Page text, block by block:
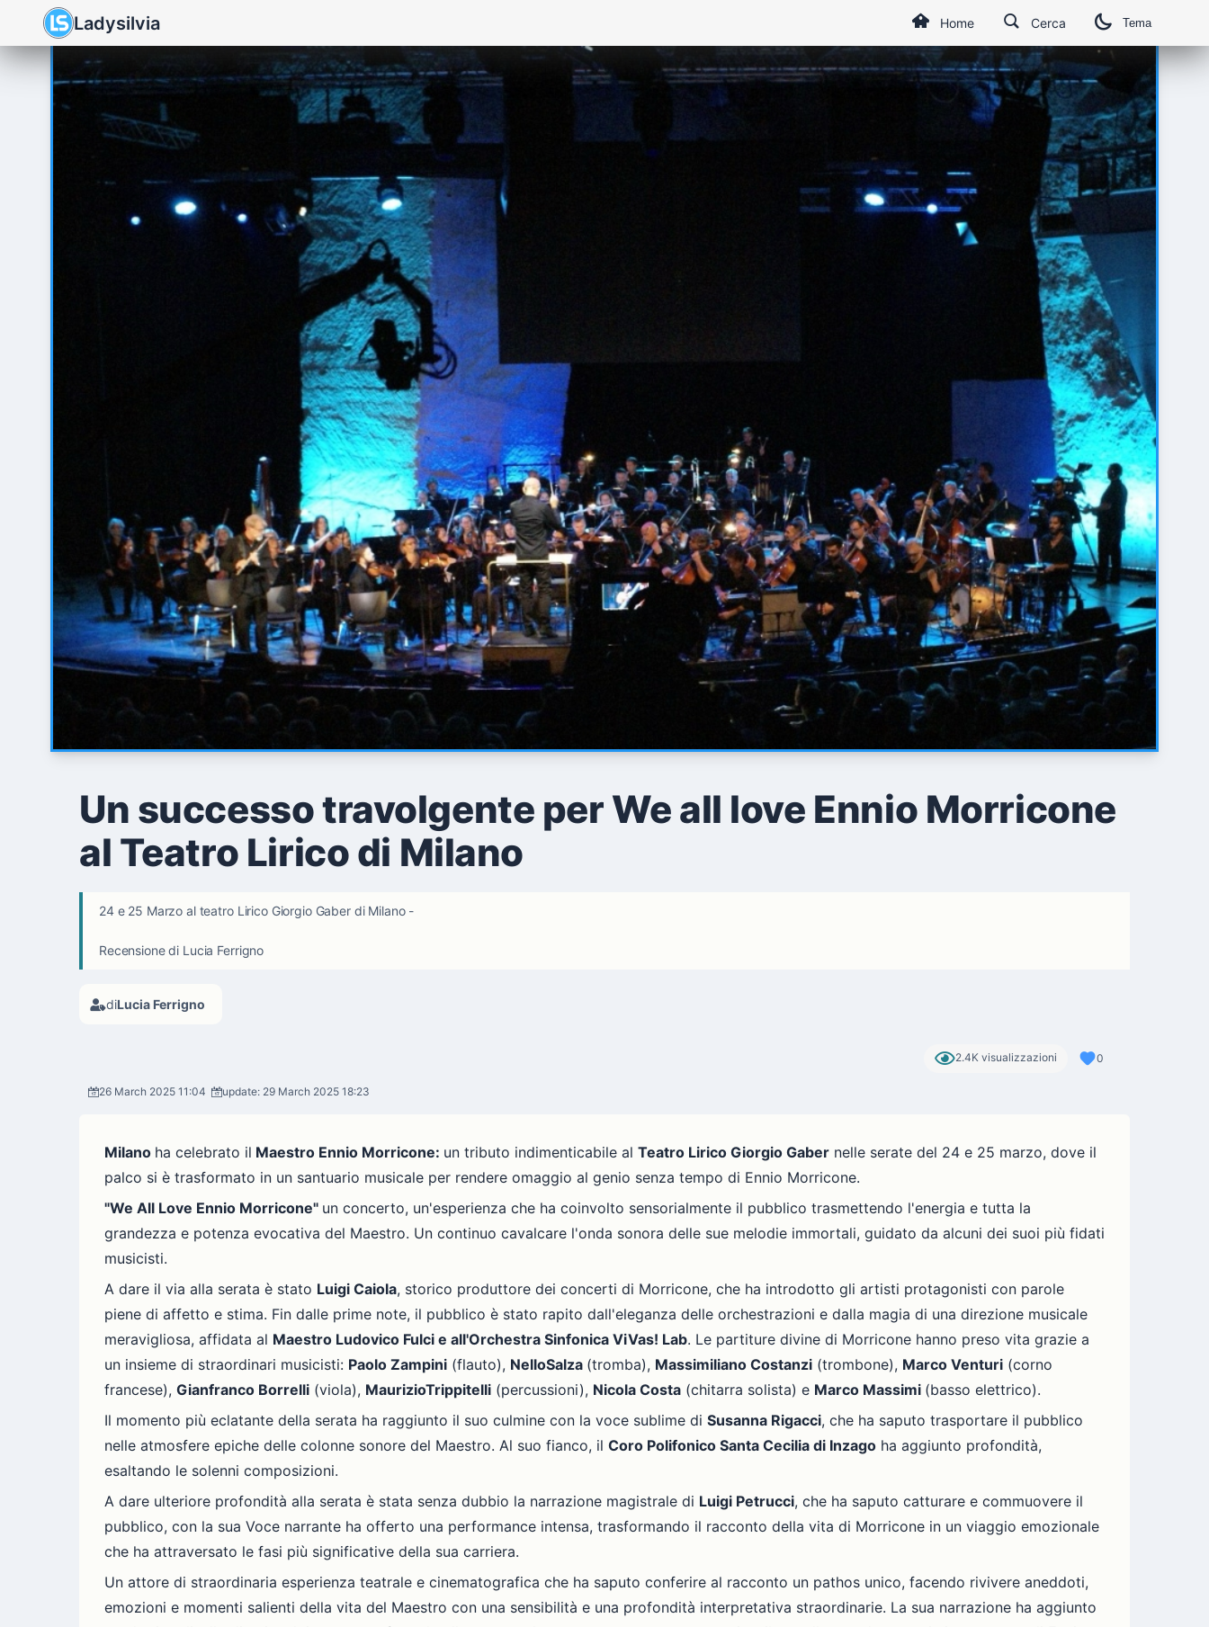
Ladysilvia Home Cerca Tema
Un successo travolgente per We all love Ennio Morricone
al Teatro Lirico di Milano
24 e 25 Marzo al teatro Lirico Giorgio Gaber di Milano -
Recensione di Lucia Ferrigno
diLucia Ferrigno
2.4K visualizzazioni 0
26 March 2025 11:04 update: 29 March 2025 18:23
Milano ha celebrato il Maestro Ennio Morricone: un tributo indimenticabile al Teatro Lirico Giorgio Gaber nelle serate del 24 e 25 marzo, dove il
palco si è trasformato in un santuario musicale per rendere omaggio al genio senza tempo di Ennio Morricone.
"We All Love Ennio Morricone" un concerto, un'esperienza che ha coinvolto sensorialmente il pubblico trasmettendo l'energia e tutta la
grandezza e potenza evocativa del Maestro. Un continuo cavalcare l'onda sonora delle sue melodie immortali, guidato da alcuni dei suoi più fidati
musicisti.
A dare il via alla serata è stato Luigi Caiola, storico produttore dei concerti di Morricone, che ha introdotto gli artisti protagonisti con parole
piene di affetto e stima. Fin dalle prime note, il pubblico è stato rapito dall'eleganza delle orchestrazioni e dalla magia di una direzione musicale
meravigliosa, affidata al Maestro Ludovico Fulci e all'Orchestra Sinfonica ViVas! Lab. Le partiture divine di Morricone hanno preso vita grazie a
un insieme di straordinari musicisti: Paolo Zampini (flauto), NelloSalza (tromba), Massimiliano Costanzi (trombone), Marco Venturi (corno
francese), Gianfranco Borrelli (viola), MaurizioTrippitelli (percussioni), Nicola Costa (chitarra solista) e Marco Massimi (basso elettrico).
Il momento più eclatante della serata ha raggiunto il suo culmine con la voce sublime di Susanna Rigacci, che ha saputo trasportare il pubblico
nelle atmosfere epiche delle colonne sonore del Maestro. Al suo fianco, il Coro Polifonico Santa Cecilia di Inzago ha aggiunto profondità,
esaltando le solenni composizioni.
A dare ulteriore profondità alla serata è stata senza dubbio la narrazione magistrale di Luigi Petrucci, che ha saputo catturare e commuovere il
pubblico, con la sua Voce narrante ha offerto una performance intensa, trasformando il racconto della vita di Morricone in un viaggio emozionale
che ha attraversato le fasi più significative della sua carriera.
Un attore di straordinaria esperienza teatrale e cinematografica che ha saputo conferire al racconto un pathos unico, facendo rivivere aneddoti,
emozioni e momenti salienti della vita del Maestro con una sensibilità e una profondità interpretativa straordinarie. La sua narrazione ha aggiunto